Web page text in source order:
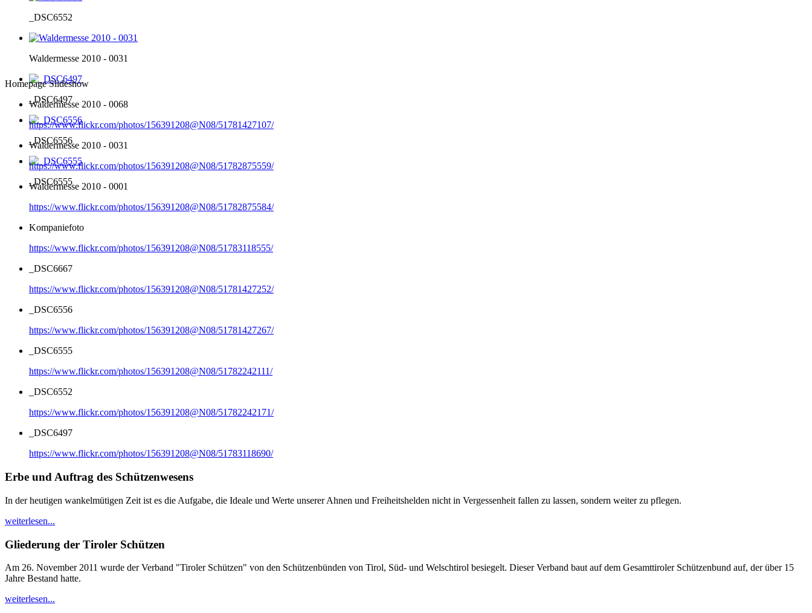
_DSC6552
Waldermesse 2010 - 0031
_DSC6497
_DSC6556
_DSC6555
Homepage Slideshow
Waldermesse 2010 - 0068
https://www.flickr.com/photos/156391208@N08/51781427107/
Waldermesse 2010 - 0031
https://www.flickr.com/photos/156391208@N08/51782875559/
Waldermesse 2010 - 0001
https://www.flickr.com/photos/156391208@N08/51782875584/
Kompaniefoto
https://www.flickr.com/photos/156391208@N08/51783118555/
_DSC6667
https://www.flickr.com/photos/156391208@N08/51781427252/
_DSC6556
https://www.flickr.com/photos/156391208@N08/51781427267/
_DSC6555
https://www.flickr.com/photos/156391208@N08/51782242111/
_DSC6552
https://www.flickr.com/photos/156391208@N08/51782242171/
_DSC6497
https://www.flickr.com/photos/156391208@N08/51783118690/
Erbe und Auftrag des Schützenwesens
In der heutigen wankelmütigen Zeit ist es die Aufgabe, die Ideale und Werte unserer Ahnen und Freiheitshelden nicht in Vergessenheit fallen zu lassen, sondern weiter zu pflegen.
weiterlesen...
Gliederung der Tiroler Schützen
Am 26. November 2011 wurde der Verband "Tiroler Schützen" von den Schützenbünden von Tirol, Süd- und Welschtirol besiegelt. Dieser Verband baut auf dem Gesamttiroler Schützenbund auf, der über 15
Jahre Bestand hatte.
weiterlesen...